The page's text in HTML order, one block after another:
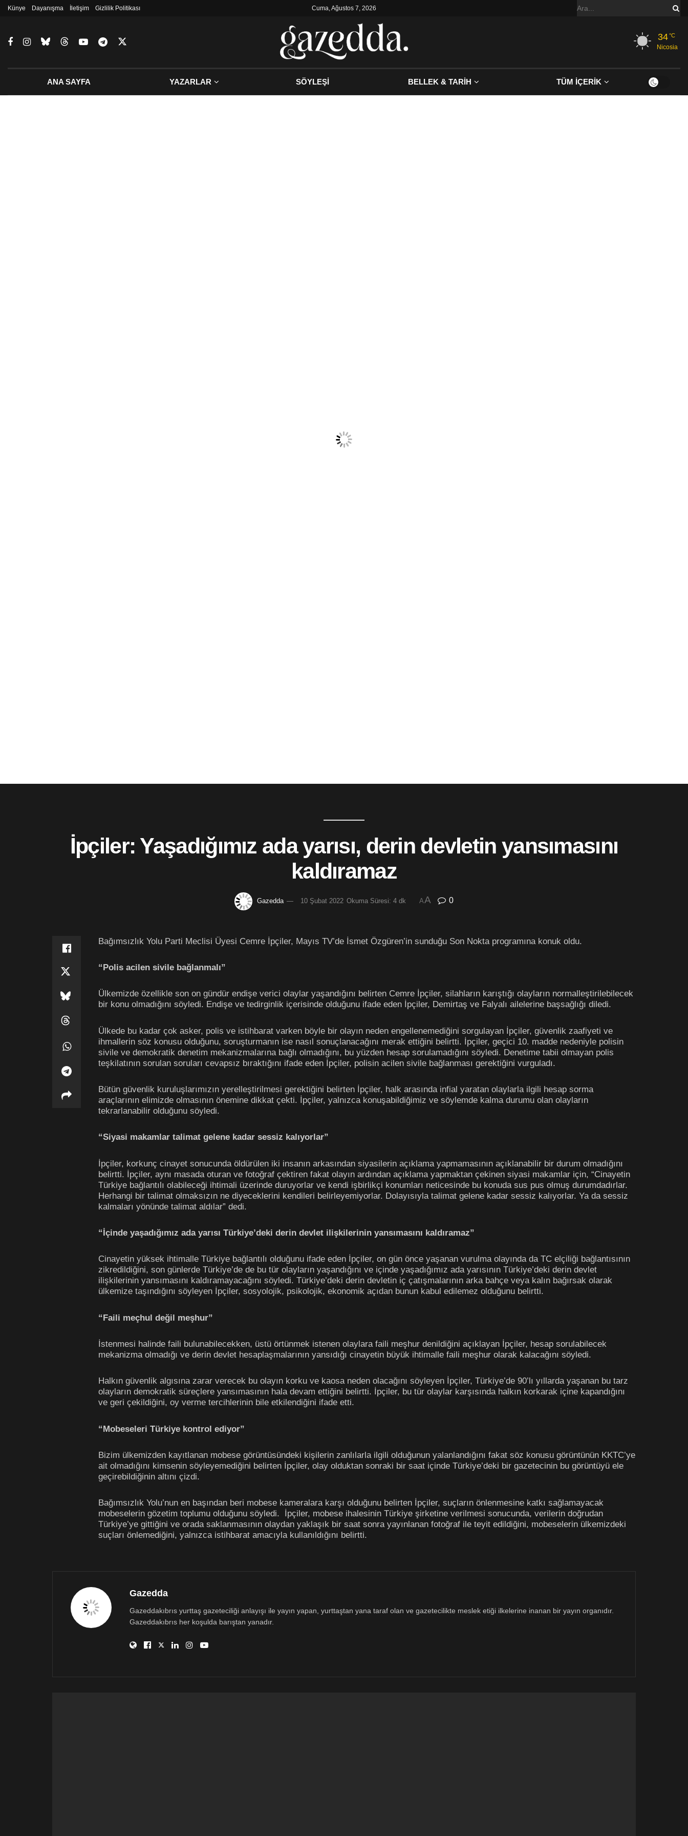
Künye Dayanışma İletişim Gizlilik Politikası Cuma, Ağustos 7, 2026
34°C
Nicosia
ANA SAYFA YAZARLAR SÖYLEŞİ BELLEK & TARİH TÜM İÇERİK
İpçiler: Yaşadığımız ada yarısı, derin devletin yansımasını
kaldıramaz
Gazedda 10 Şubat 2022 Okuma Süresi: 4 dk AA 0
Bağımsızlık Yolu Parti Meclisi Üyesi Cemre İpçiler, Mayıs TV’de İsmet Özgüren’in sunduğu Son Nokta programına konuk oldu.
“Polis acilen sivile bağlanmalı”
Ülkemizde özellikle son on gündür endişe verici olaylar yaşandığını belirten Cemre İpçiler, silahların karıştığı olayların normalleştirilebilecek
bir konu olmadığını söyledi. Endişe ve tedirginlik içerisinde olduğunu ifade eden İpçiler, Demirtaş ve Falyalı ailelerine başsağlığı diledi.
Ülkede bu kadar çok asker, polis ve istihbarat varken böyle bir olayın neden engellenemediğini sorgulayan İpçiler, güvenlik zaafiyeti ve
ihmallerin söz konusu olduğunu, soruşturmanın ise nasıl sonuçlanacağını merak ettiğini belirtti. İpçiler, geçici 10. madde nedeniyle polisin
sivile ve demokratik denetim mekanizmalarına bağlı olmadığını, bu yüzden hesap sorulamadığını söyledi. Denetime tabii olmayan polis
teşkilatının sorulan soruları cevapsız bıraktığını ifade eden İpçiler, polisin acilen sivile bağlanması gerektiğini vurguladı.
Bütün güvenlik kuruluşlarımızın yerelleştirilmesi gerektiğini belirten İpçiler, halk arasında infial yaratan olaylarla ilgili hesap sorma
araçlarının elimizde olmasının önemine dikkat çekti. İpçiler, yalnızca konuşabildiğimiz ve söylemde kalma durumu olan olayların
tekrarlanabilir olduğunu söyledi.
“Siyasi makamlar talimat gelene kadar sessiz kalıyorlar”
İpçiler, korkunç cinayet sonucunda öldürülen iki insanın arkasından siyasilerin açıklama yapmamasının açıklanabilir bir durum olmadığını
belirtti. İpçiler, aynı masada oturan ve fotoğraf çektiren fakat olayın ardından açıklama yapmaktan çekinen siyasi makamlar için, “Cinayetin
Türkiye bağlantılı olabileceği ihtimali üzerinde duruyorlar ve kendi işbirlikçi konumları neticesinde bu konuda sus pus olmuş durumdadırlar.
Herhangi bir talimat olmaksızın ne diyeceklerini kendileri belirleyemiyorlar. Dolayısıyla talimat gelene kadar sessiz kalıyorlar. Ya da sessiz
kalmaları yönünde talimat aldılar” dedi.
“İçinde yaşadığımız ada yarısı Türkiye’deki derin devlet ilişkilerinin yansımasını kaldıramaz”
Cinayetin yüksek ihtimalle Türkiye bağlantılı olduğunu ifade eden İpçiler, on gün önce yaşanan vurulma olayında da TC elçiliği bağlantısının
zikredildiğini, son günlerde Türkiye’de de bu tür olayların yaşandığını ve içinde yaşadığımız ada yarısının Türkiye’deki derin devlet
ilişkilerinin yansımasını kaldıramayacağını söyledi. Türkiye’deki derin devletin iç çatışmalarının arka bahçe veya kalın bağırsak olarak
ülkemize taşındığını söyleyen İpçiler, sosyolojik, psikolojik, ekonomik açıdan bunun kabul edilemez olduğunu belirtti.
“Faili meçhul değil meşhur”
İstenmesi halinde faili bulunabilecekken, üstü örtünmek istenen olaylara faili meşhur denildiğini açıklayan İpçiler, hesap sorulabilecek
mekanizma olmadığı ve derin devlet hesaplaşmalarının yansıdığı cinayetin büyük ihtimalle faili meşhur olarak kalacağını söyledi.
Halkın güvenlik algısına zarar verecek bu olayın korku ve kaosa neden olacağını söyleyen İpçiler, Türkiye’de 90’lı yıllarda yaşanan bu tarz
olayların demokratik süreçlere yansımasının hala devam ettiğini belirtti. İpçiler, bu tür olaylar karşısında halkın korkarak içine kapandığını
ve geri çekildiğini, oy verme tercihlerinin bile etkilendiğini ifade etti.
“Mobeseleri Türkiye kontrol ediyor”
Bizim ülkemizden kayıtlanan mobese görüntüsündeki kişilerin zanlılarla ilgili olduğunun yalanlandığını fakat söz konusu görüntünün KKTC’ye
ait olmadığını kimsenin söyleyemediğini belirten İpçiler, olay olduktan sonraki bir saat içinde Türkiye’deki bir gazetecinin bu görüntüyü ele
geçirebildiğinin altını çizdi.
Bağımsızlık Yolu’nun en başından beri mobese kameralara karşı olduğunu belirten İpçiler, suçların önlenmesine katkı sağlamayacak
mobeselerin gözetim toplumu olduğunu söyledi. İpçiler, mobese ihalesinin Türkiye şirketine verilmesi sonucunda, verilerin doğrudan
Türkiye’ye gittiğini ve orada saklanmasının olaydan yaklaşık bir saat sonra yayınlanan fotoğraf ile teyit edildiğini, mobeselerin ülkemizdeki
suçları önlemediğini, yalnızca istihbarat amacıyla kullanıldığını belirtti.
Gazedda
Gazeddakıbrıs yurttaş gazeteciliği anlayışı ile yayın yapan, yurttaştan yana taraf olan ve gazetecilikte meslek etiği ilkelerine inanan bir yayın organıdır.
Gazeddakıbrıs her koşulda barıştan yanadır.